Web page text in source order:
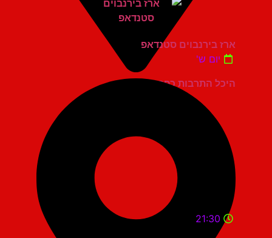
היכל התרבות כפר סבא
ארז בירנבוים סטנדאפ
יום ש'
21:30